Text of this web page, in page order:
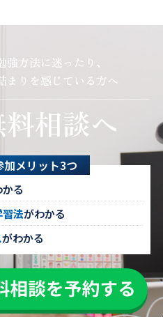
方法に迷ったり、
まりを感じている方へ
相談へ
メリット3つ
る
法がわかる
がわかる